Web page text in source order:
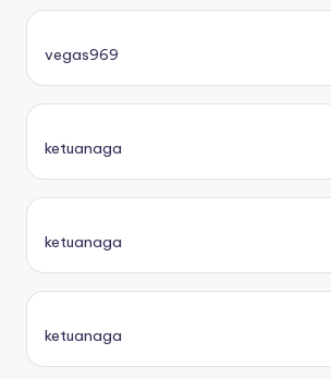
vegas969
ketuanaga
ketuanaga
ketuanaga